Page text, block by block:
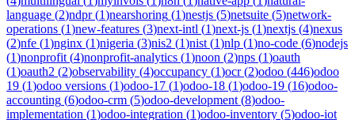
language (2)ndpr(1)nearshoring (1)nestjs (5)netsuite (5)network-
operations (1)new-features (3)next-intl (1)next-js (1)nextjs (4)nexus
(2)nfe (1)nginx (1)nigeria (3)nis2 (1)nist (1)nlp (1)no-code (6)nodejs
(1)nonprofit (4)nonprofit-analytics (1)noon (2)nps (1)oauth
(1)oauth2 (2)observability (4)occupancy (1)ocr(2)odoo (446)odoo
19 (1)odoo versions (1)odoo-17 (1)odoo-18 (1)odoo-19 (16)odoo-
accounting (6)odoo-crm (5)odoo-development (8)odoo-
implementation (1)odoo-integration (1)odoo-inventory (5)odoo-iot